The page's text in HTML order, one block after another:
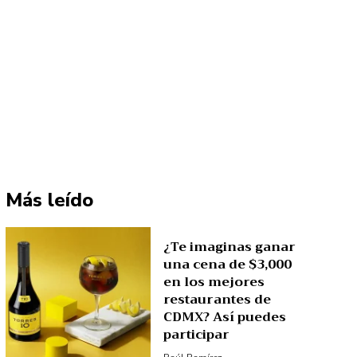
Más leído
¿Te imaginas ganar
una cena de $3,000
en los mejores
restaurantes de
CDMX? Así puedes
participar